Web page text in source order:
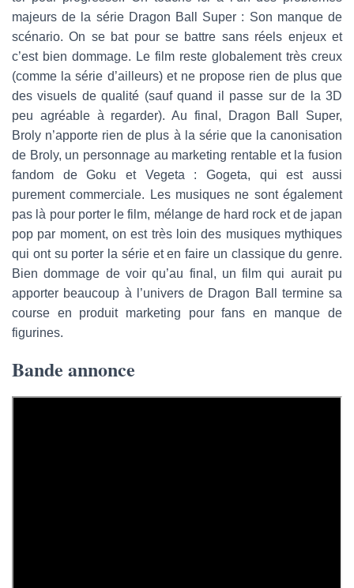
majeurs de la série Dragon Ball Super : Son manque de
scénario. On se bat pour se battre sans réels enjeux et
c’est bien dommage. Le film reste globalement très creux
(comme la série d’ailleurs) et ne propose rien de plus que
des visuels de qualité (sauf quand il passe sur de la 3D
peu agréable à regarder). Au final, Dragon Ball Super,
Broly n’apporte rien de plus à la série que la canonisation
de Broly, un personnage au marketing rentable et la fusion
fandom de Goku et Vegeta : Gogeta, qui est aussi
purement commerciale. Les musiques ne sont également
pas là pour porter le film, mélange de hard rock et de japan
pop par moment, on est très loin des musiques mythiques
qui ont su porter la série et en faire un classique du genre.
Bien dommage de voir qu’au final, un film qui aurait pu
apporter beaucoup à l’univers de Dragon Ball termine sa
course en produit marketing pour fans en manque de
figurines.
Bande annonce